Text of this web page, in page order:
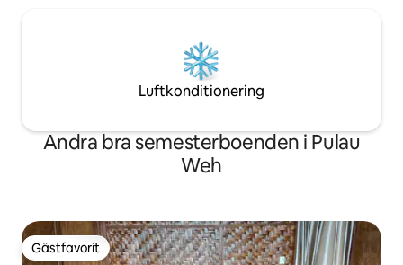
Luftkonditionering
Andra bra semesterboenden i Pulau
Weh
Gästfavorit
Gästfavorit